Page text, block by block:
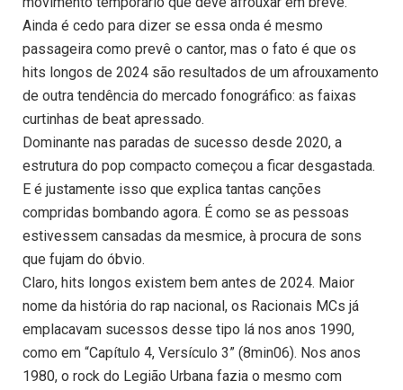
Ainda é cedo para dizer se essa onda é mesmo
passageira como prevê o cantor, mas o fato é que os
hits longos de 2024 são resultados de um afrouxamento
de outra tendência do mercado fonográfico: as faixas
curtinhas de beat apressado.
Dominante nas paradas de sucesso desde 2020, a
estrutura do pop compacto começou a ficar desgastada.
E é justamente isso que explica tantas canções
compridas bombando agora. É como se as pessoas
estivessem cansadas da mesmice, à procura de sons
que fujam do óbvio.
Claro, hits longos existem bem antes de 2024. Maior
nome da história do rap nacional, os Racionais MCs já
emplacavam sucessos desse tipo lá nos anos 1990,
como em “Capítulo 4, Versículo 3” (8min06). Nos anos
1980, o rock do Legião Urbana fazia o mesmo com